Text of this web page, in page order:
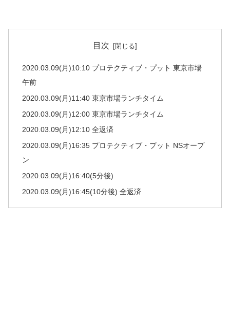
目次
2020.03.09(月)10:10 プロテクティブ・プット 東京市場
午前
2020.03.09(月)11:40 東京市場ランチタイム
2020.03.09(月)12:00 東京市場ランチタイム
2020.03.09(月)12:10 全返済
2020.03.09(月)16:35 プロテクティブ・プット NSオープ
ン
2020.03.09(月)16:40(5分後)
2020.03.09(月)16:45(10分後) 全返済